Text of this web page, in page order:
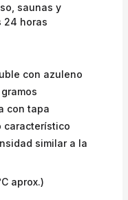
saunas y
24 horas
con azuleno
con tapa
característico
similar a la
aprox.)